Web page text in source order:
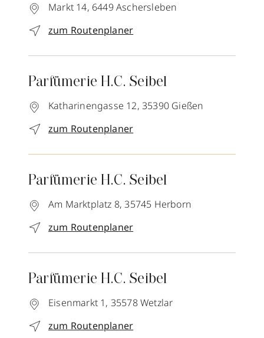
Markt 14, 6449Aschersleben
zum Routenplaner
Parfümerie H.C. Seibel
Katharinengasse 12, 35390 Gießen
zum Routenplaner
Parfümerie H.C. Seibel
Am Marktplatz 8, 35745 Herborn
zum Routenplaner
Parfümerie H.C. Seibel
Eisenmarkt 1, 35578Wetzlar
zum Routenplaner